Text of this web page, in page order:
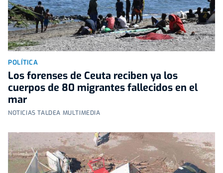
POLÍTICA
Los forenses de Ceuta reciben ya los
cuerpos de 80 migrantes fallecidos en el
mar
NOTICIAS TALDEA MULTIMEDIA